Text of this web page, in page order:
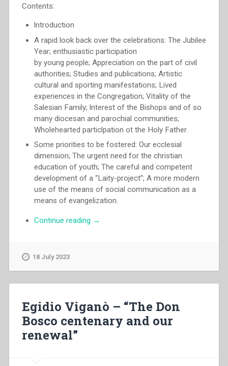
Contents:
lntroduction
A rapid look back over the celebrations: The Jubilee
Year; enthusiastic participation
by young people; Appreciation on the part of civil
authorities; Studies and publications; Artistic
cultural and sporting manifestations; Lived
experiences in the Congregation; Vitality of the
Salesian Family; lnterest of the Bishops and of so
many diocesan and parochial communities;
Wholehearted particlpation ot the Holy Father.
Some priorities to be fostered: Our ecclesial
dimension; The urgent need for the christian
education of youth; The careful and competent
development of a “Laity-project”; A more modern
use of the means of social communication as a
means of evangelization.
Continue reading “Egidio
our
renewal”
→
18 July 2023
Egidio Viganò – “The Don
Bosco centenary and our
renewal”